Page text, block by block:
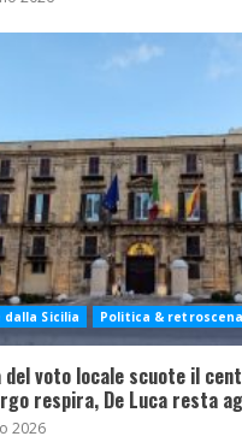
dalla Sicilia Politica & retroscena
del voto locale scuote il
respira, De Luca resta
2026